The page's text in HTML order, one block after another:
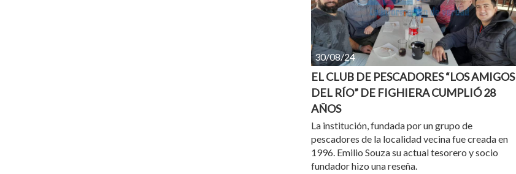
30/08/24
EL CLUB DE PESCADORES “LOS AMIGOS
DEL RÍO” DE FIGHIERA CUMPLIÓ 28
AÑOS
La institución, fundada por un grupo de
pescadores de la localidad vecina fue creada en
1996. Emilio Souza su actual tesorero y socio
fundador hizo una reseña.